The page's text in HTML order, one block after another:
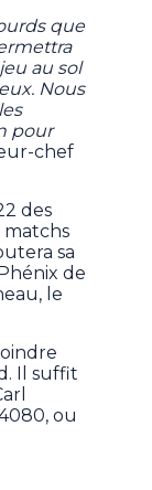
que
au sol
Nous
pour
chef
des
matchs
sa
de
le
Il suffit
ou